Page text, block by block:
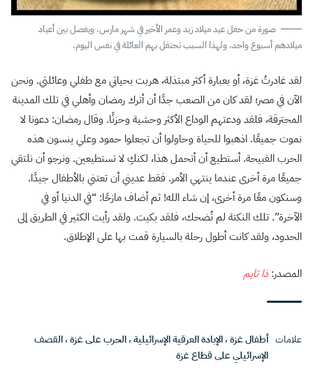
صورة من حفل عيد ميلاد زيد وعمر الأخير في شهر مارس. ويفصل بين أعياد
ميلادهم أسبوع واحد، ولهذا السبب تحتفل بهم العائلة في نفس اليوم.
لقد غادرتُ غزة، أو بعبارة أكثر مبتذلة، هربت بحياتي مع طفلي وعائلتي. ونحن
الآن في مصر؛ لقد كان من الصعب جدًا أن أترك رمضان وأهلي في تلك المدينة
المحترقة، فلقد ودعتهم الوداع الأكثر وحشية وحزنًا. وقال رمضان: دعونا لا
نموت جميعًا. اذهبوا للحياة وحاولوا أن تجعلوا حمود وعلي ينسون هذه
الحرب القبيحة. أستطيع أن أتحمل هذا، لكنكِ لا تستطيعين. ونرجو أن نلتقي
جميعًا مرة أخرى عندما ينتهي الأمر. فقط عديني أن تعتني بالأطفال جيدًا.
وسنكون معًا مرة أخرى، إن شاء الله! ثم أضاف مازحًا: “في الدنيا أو في
الآخرة”. تلك النكتة لم تُضحك، فلقد بكيت. ولقد رأيت الكثير في الطريق إلى
الحدود، ولقد كانت أطول رحلة بالسيارة قمت بها على الإطلاق.
المصدر: ذا تايم
علامات أطفال غزة،الإبادة العرقية الإسرائيلية،الحرب على غزة،القصف
الإسرائيلي على قطاع غزة